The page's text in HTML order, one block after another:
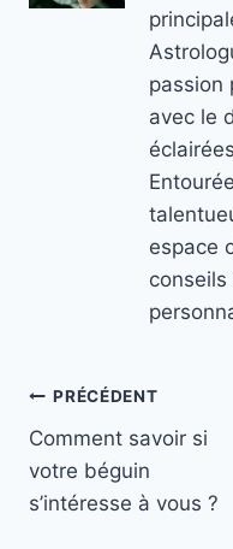
passion
avec le
espace
Navigation
de
l’article
PRÉCÉDENT
Comment savoir si
votre béguin
s’intéresse à vous ?